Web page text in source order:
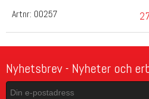
Artnr: 00257
Nyhetsbrev - Nyheter och